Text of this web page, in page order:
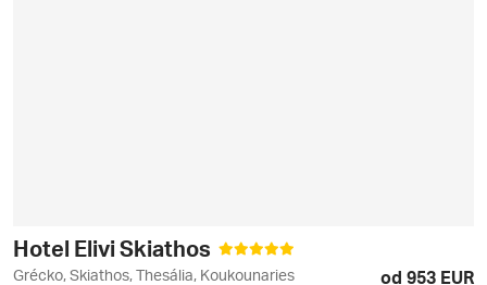
Hotel Elivi Skiathos
Grécko, Skiathos, Thesália, Koukounaries od 953 EUR